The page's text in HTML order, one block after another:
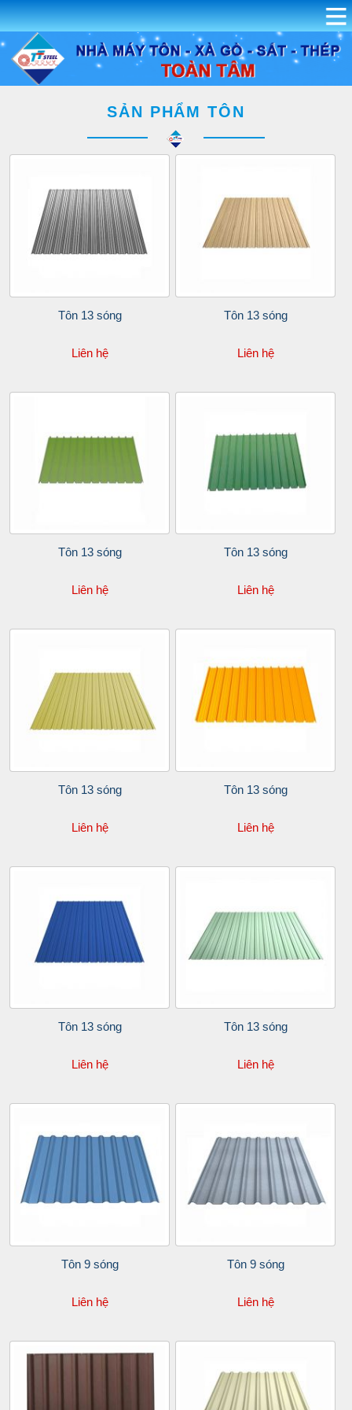
SẢN PHẨM TÔN
Tôn 13 sóng
Liên hệ
Tôn 13 sóng
Liên hệ
Tôn 13 sóng
Liên hệ
Tôn 13 sóng
Liên hệ
Tôn 13 sóng
Liên hệ
Tôn 13 sóng
Liên hệ
Tôn 13 sóng
Liên hệ
Tôn 13 sóng
Liên hệ
Tôn 9 sóng
Liên hệ
Tôn 9 sóng
Liên hệ